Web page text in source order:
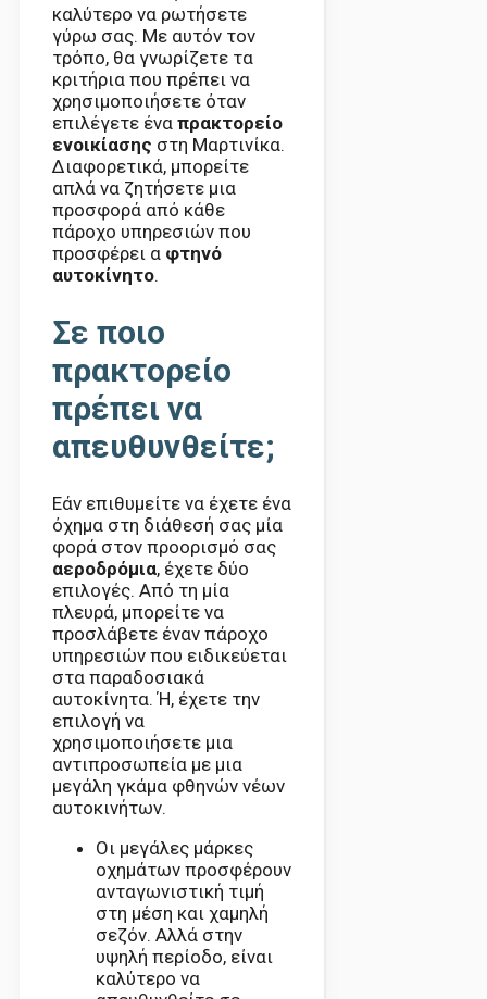
καλύτερο να ρωτήσετε
γύρω σας. Με αυτόν τον
τρόπο, θα γνωρίζετε τα
κριτήρια που πρέπει να
χρησιμοποιήσετε όταν
επιλέγετε ένα πρακτορείο
ενοικίασης στη Μαρτινίκα.
Διαφορετικά, μπορείτε
απλά να ζητήσετε μια
προσφορά από κάθε
πάροχο υπηρεσιών που
προσφέρει α φτηνό
αυτοκίνητο.
Σε ποιο
πρακτορείο
πρέπει να
απευθυνθείτε;
Εάν επιθυμείτε να έχετε ένα
όχημα στη διάθεσή σας μία
φορά στον προορισμό σας
αεροδρόμια, έχετε δύο
επιλογές. Από τη μία
πλευρά, μπορείτε να
προσλάβετε έναν πάροχο
υπηρεσιών που ειδικεύεται
στα παραδοσιακά
αυτοκίνητα. Ή, έχετε την
επιλογή να
χρησιμοποιήσετε μια
αντιπροσωπεία με μια
μεγάλη γκάμα φθηνών νέων
αυτοκινήτων.
Οι μεγάλες μάρκες
οχημάτων προσφέρουν
ανταγωνιστική τιμή
στη μέση και χαμηλή
σεζόν. Αλλά στην
υψηλή περίοδο, είναι
καλύτερο να